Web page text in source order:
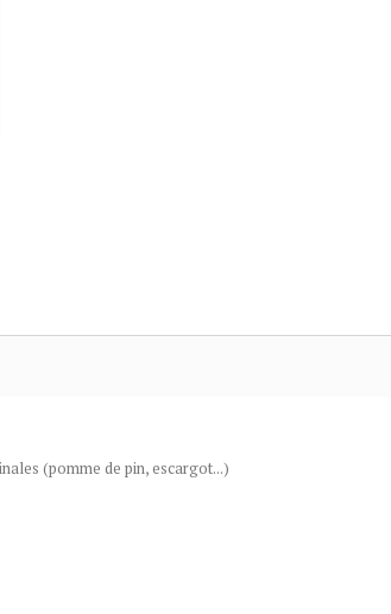
(pomme de pin, escargot...)